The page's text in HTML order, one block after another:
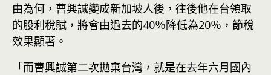
由為何，曹興誠變成新加坡人後，往後他在台領取
的股利稅賦，將會由過去的40％降低為20％，節稅
效果顯著。
「而曹興誠第二次拋棄台灣，就是在去年六月國內